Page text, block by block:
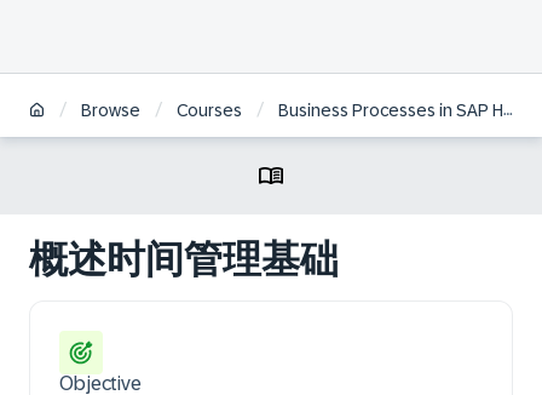
/ Browse / Courses / Business Processes in SAP HCM on S/4HANA | ZH
概述时间管理基础
Objective